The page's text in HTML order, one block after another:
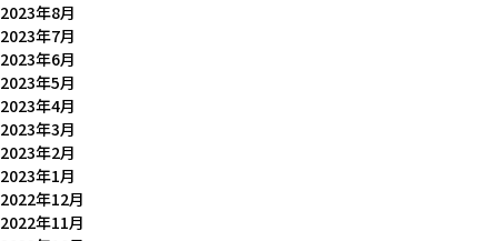
2023年8月
2023年7月
2023年6月
2023年5月
2023年4月
2023年3月
2023年2月
2023年1月
2022年12月
2022年11月